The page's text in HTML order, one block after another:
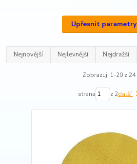
Upřesnit parametry
Nejnovější Nejlevnější Nejdražší
Zobrazuji 1-20 z 24
strana z 2další